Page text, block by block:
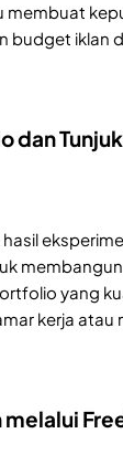
budget iklan
dan
yang
kerja atau
melalui